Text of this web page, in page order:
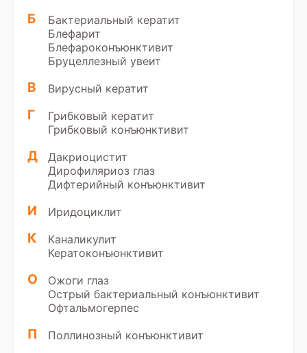
Б
Бактериальный кератит
Блефарит
Блефароконъюнктивит
Бруцеллезный увеит
В Вирусный кератит
Г
Грибковый кератит
Грибковый конъюнктивит
Д
Дакриоцистит
Дирофиляриоз глаз
Дифтерийный конъюнктивит
И Иридоциклит
К
Каналикулит
Кератоконъюнктивит
О
Ожоги глаз
Острый бактериальный конъюнктивит
Офтальмогерпес
П Поллинозный конъюнктивит